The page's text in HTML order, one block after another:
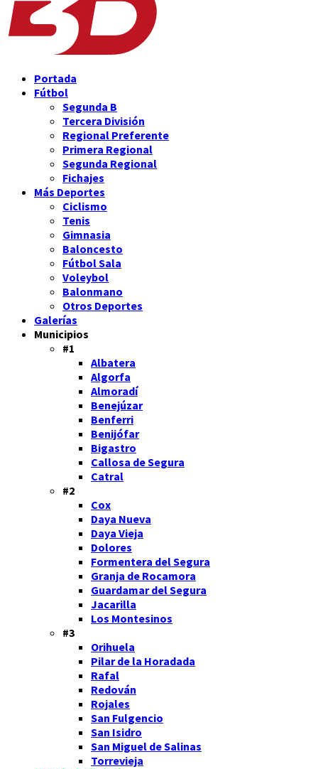
Portada
Fútbol
Segunda B
Tercera División
Regional Preferente
Primera Regional
Segunda Regional
Fichajes
Más Deportes
Ciclismo
Tenis
Gimnasia
Baloncesto
Fútbol Sala
Voleybol
Balonmano
Otros Deportes
Galerías
Municipios
#1
Albatera
Algorfa
Almoradí
Benejúzar
Benferri
Benijófar
Bigastro
Callosa de Segura
Catral
#2
Cox
Daya Nueva
Daya Vieja
Dolores
Formentera del Segura
Granja de Rocamora
Guardamar del Segura
Jacarilla
Los Montesinos
#3
Orihuela
Pilar de la Horadada
Rafal
Redován
Rojales
San Fulgencio
San Isidro
San Miguel de Salinas
Torrevieja